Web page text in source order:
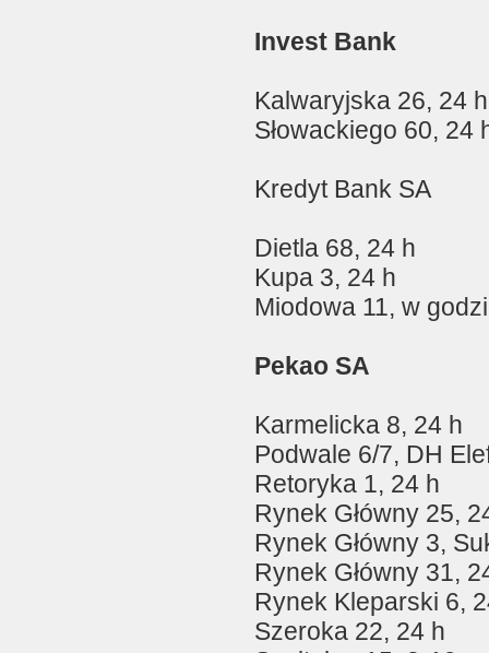
Invest Bank
Kalwaryjska 26, 24 h
Słowackiego 60, 24
Kredyt Bank SA
Dietla 68, 24 h
Kupa 3, 24 h
Miodowa 11, w
Pekao SA
Karmelicka 8, 24 h
Podwale 6/7, DH
Retoryka 1, 24 h
Rynek Główny 25,
Rynek Główny 3,
Rynek Główny 31,
Rynek Kleparski 6,
Szeroka 22, 24 h